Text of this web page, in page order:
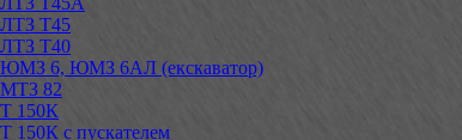
ЛТЗ Т45
ЛТЗ Т40
ЮМЗ 6, ЮМЗ 6АЛ (екскаватор)
МТЗ 82
Т 150К
Т 150К с пускателем